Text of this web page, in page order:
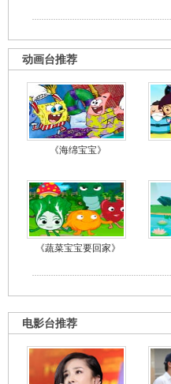
动画台推荐
《海绵宝宝》
《蔬菜宝宝要回家》
电影台推荐